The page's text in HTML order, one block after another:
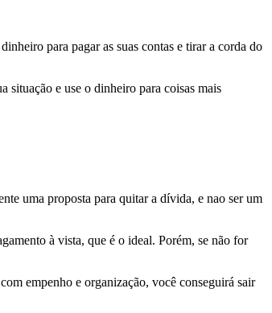
para pagar as suas contas e tirar a corda do
situação e use o dinheiro para coisas mais
uma proposta para quitar a dívida, e nao ser um
à vista, que é o ideal. Porém, se não for
empenho e organização, você conseguirá sair